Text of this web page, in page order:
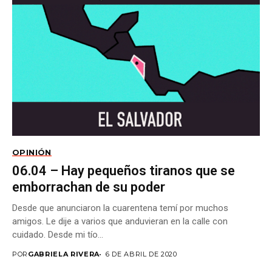
OPINIÓN
06.04 – Hay pequeños tiranos que se
emborrachan de su poder
Desde que anunciaron la cuarentena temí por muchos
amigos. Le dije a varios que anduvieran en la calle con
cuidado. Desde mi tío...
POR GABRIELA RIVERA 6 DE ABRIL DE 2020